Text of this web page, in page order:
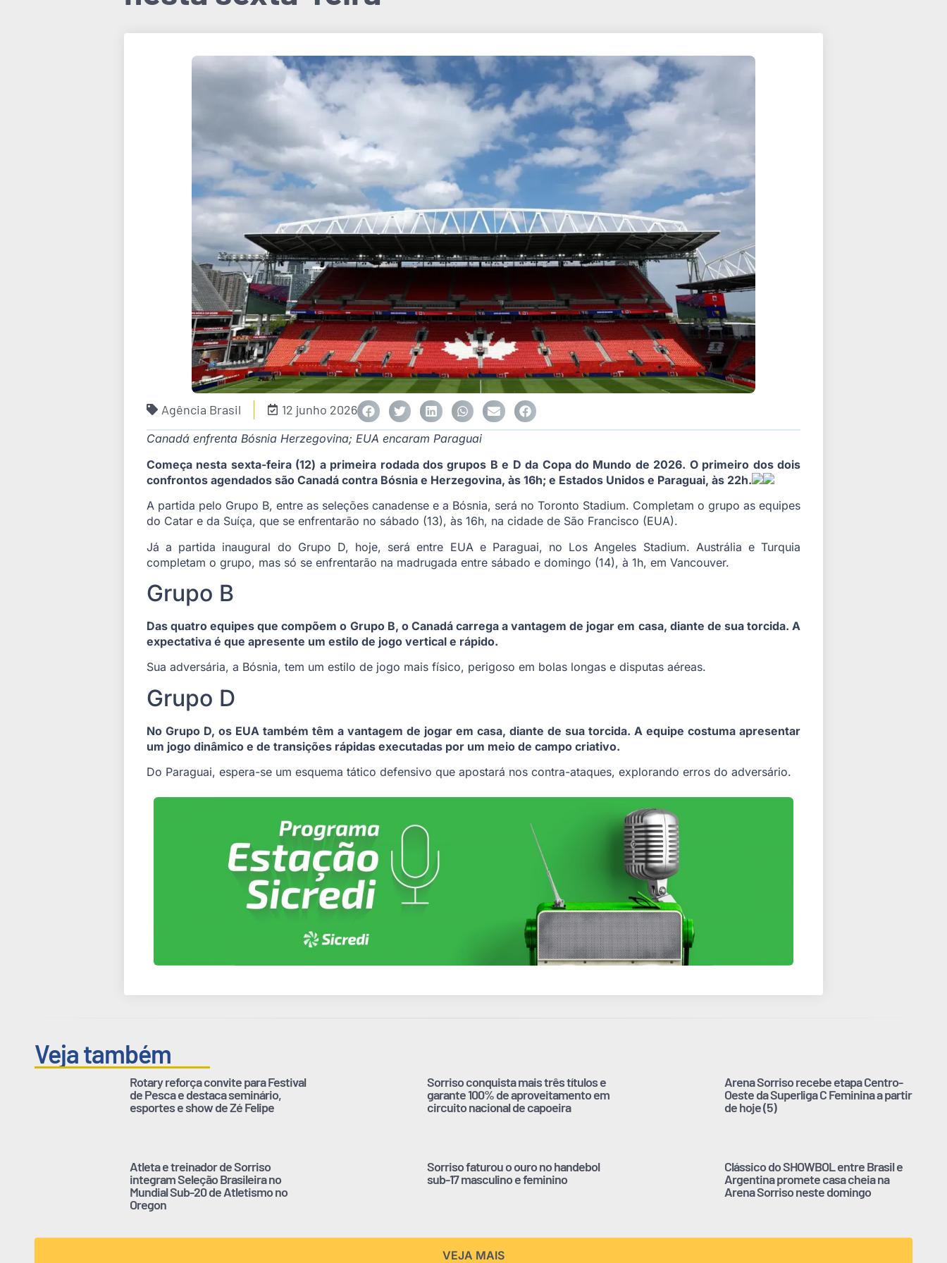
Agência Brasil 12 junho 2026
Canadá enfrenta Bósnia Herzegovina; EUA encaram Paraguai
Começa nesta sexta-feira (12) a primeira rodada dos grupos B e D da Copa do Mundo de 2026. O primeiro dos dois
confrontos agendados são Canadá contra Bósnia e Herzegovina, às 16h; e Estados Unidos e Paraguai, às 22h.
A partida pelo Grupo B, entre as seleções canadense e a Bósnia, será no Toronto Stadium. Completam o grupo as equipes
do Catar e da Suíça, que se enfrentarão no sábado (13), às 16h, na cidade de São Francisco (EUA).
Já a partida inaugural do Grupo D, hoje, será entre EUA e Paraguai, no Los Angeles Stadium. Austrália e Turquia
completam o grupo, mas só se enfrentarão na madrugada entre sábado e domingo (14), à 1h, em Vancouver.
Grupo B
Das quatro equipes que compõem o Grupo B, o Canadá carrega a vantagem de jogar em casa, diante de sua torcida. A
expectativa é que apresente um estilo de jogo vertical e rápido.
Sua adversária, a Bósnia, tem um estilo de jogo mais físico, perigoso em bolas longas e disputas aéreas.
Grupo D
No Grupo D, os EUA também têm a vantagem de jogar em casa, diante de sua torcida. A equipe costuma apresentar
um jogo dinâmico e de transições rápidas executadas por um meio de campo criativo.
Do Paraguai, espera-se um esquema tático defensivo que apostará nos contra-ataques, explorando erros do adversário.
Veja também
Rotary reforça convite para Festival
de Pesca e destaca seminário,
esportes e show de Zé Felipe
Sorriso conquista mais três títulos e
garante 100% de aproveitamento em
circuito nacional de capoeira
Arena Sorriso recebe etapa Centro-
Oeste da Superliga C Feminina a partir
de hoje (5)
Atleta e treinador de Sorriso
integram Seleção Brasileira no
Mundial Sub-20 de Atletismo no
Oregon
Sorriso faturou o ouro no handebol
sub-17 masculino e feminino
Clássico do SHOWBOL entre Brasil e
Argentina promete casa cheia na
Arena Sorriso neste domingo
VEJA MAIS